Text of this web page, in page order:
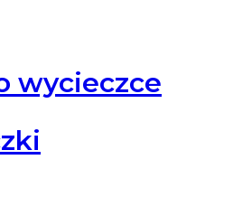
wycieczce